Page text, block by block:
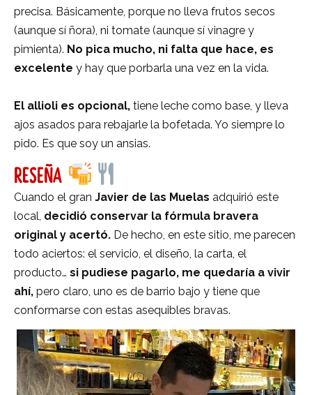
precisa. Básicamente, porque no lleva frutos secos
(aunque sí ñora), ni tomate (aunque sí vinagre y
pimienta). No pica mucho, ni falta que hace, es
excelente y hay que porbarla una vez en la vida.
El allioli es opcional, tiene leche como base, y lleva
ajos asados para rebajarle la bofetada. Yo siempre lo
pido. Es que soy un ansias.
RESEÑA
Cuando el gran Javier de las Muelas adquirió este
local, decidió conservar la fórmula bravera
original y acertó. De hecho, en este sitio, me parecen
todo aciertos: el servicio, el diseño, la carta, el
producto… si pudiese pagarlo, me quedaría a vivir
ahí, pero claro, uno es de barrio bajo y tiene que
conformarse con estas asequibles bravas.